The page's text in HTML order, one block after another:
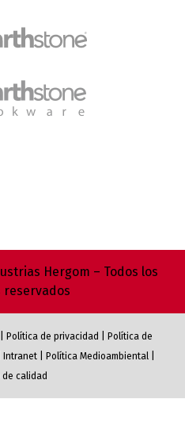
Hergom – Todos los
reservados
Política de privacidad
Política de
Intranet| Política Medioambiental|
de calidad